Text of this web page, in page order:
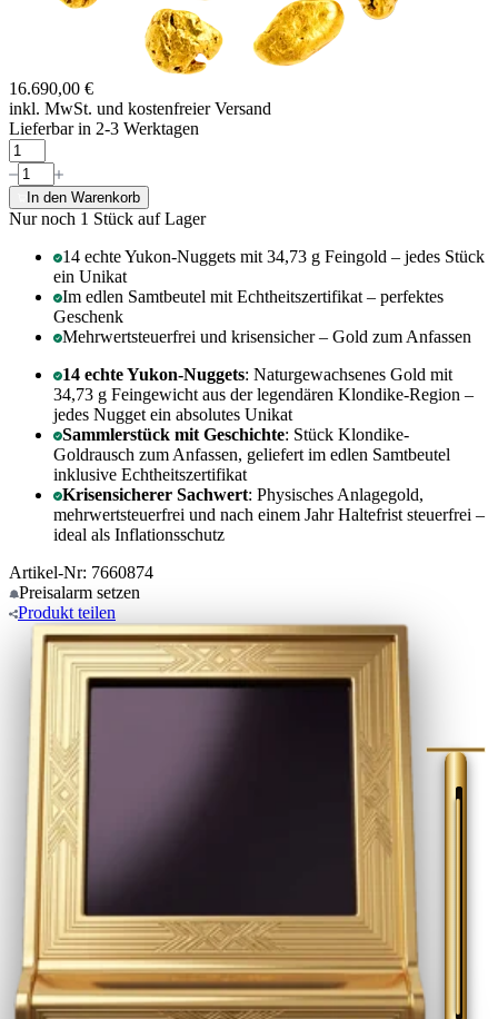
16.690,00 €
inkl. MwSt. und kostenfreier Versand
Lieferbar in 2-3 Werktagen
In den Warenkorb
Nur noch 1 Stück auf Lager
14 echte Yukon-Nuggets mit 34,73 g Feingold – jedes Stück
ein Unikat
Im edlen Samtbeutel mit Echtheitszertifikat – perfektes
Geschenk
Mehrwertsteuerfrei und krisensicher – Gold zum Anfassen
14 echte Yukon-Nuggets: Naturgewachsenes Gold mit
34,73 g Feingewicht aus der legendären Klondike-Region –
jedes Nugget ein absolutes Unikat
Sammlerstück mit Geschichte: Stück Klondike-
Goldrausch zum Anfassen, geliefert im edlen Samtbeutel
inklusive Echtheitszertifikat
Krisensicherer Sachwert: Physisches Anlagegold,
mehrwertsteuerfrei und nach einem Jahr Haltefrist steuerfrei –
ideal als Inflationsschutz
Artikel-Nr: 7660874
Preisalarm setzen
Produkt teilen